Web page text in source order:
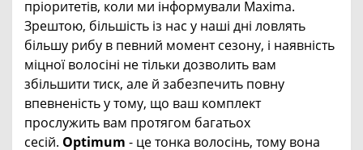
пріоритетів, коли ми інформували Maxima.
Зрештою, більшість із нас у наші дні ловлять
більшу рибу в певний момент сезону, і наявність
міцної волосіні не тільки дозволить вам
збільшити тиск, але й забезпечить повну
впевненість у тому, що ваш комплект
прослужить вам протягом багатьох
сесій. Optimum - це тонка волосінь, тому вона